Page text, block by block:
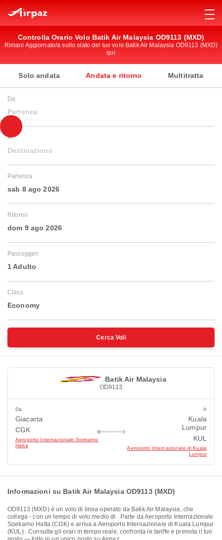
Controlla Orario Volo Batik Air Malaysia OD9113 (MXD)
Rimani Aggiornato/a sullo stato del tuo volo Batik Air Malaysia OD9113 (MXD)
qui
Solo andata Andata e ritorno Multitratta
Da
Partenza
A
Destinazione
Partenza
sab 8 ago 2026
Ritorno
dom 9 ago 2026
Passeggeri
1 Adulto
Class
Economy
Cerca Voli
Batik Air Malaysia
OD9113
Da
Giacarta
CGK
Aeroporto Internazionale Soekarno
Hatta
A
Kuala
Lumpur
KUL
Aeroporto Internazionale di Kuala
Lumpur
Informazioni su Batik Air Malaysia OD9113 (MXD)
OD9113 (MXD) è un volo di linea operato da Batik Air Malaysia, che
collega-con un tempo di volo medio di . Parte daAeroporto Internazionale
Soekarno Hatta (CGK) e arriva a Aeroporto Internazionale di Kuala Lumpur
(KUL) . Consulta gli orari in tempo reale, confronta le tariffe e prenota il tuo